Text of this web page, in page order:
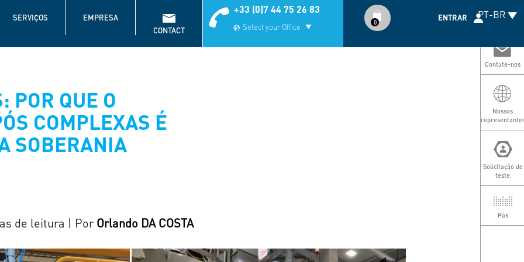
PT-BR
SERVIÇOS
EMPRESA
CONTACT
+33 (0)7 44 75 26 83
Select your Office 0
utilisateur
ENTRAR
Contate-nos
Nossos
Solicitação de
teste
Pós
POR QUE O
COMPLEXAS É
SOBERANIA
de leitura | Por Orlando DA COSTA